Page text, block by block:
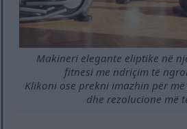
Makineri elegante eliptike në
fitnesi me ndriçim të
Klikoni ose prekni imazhin për
dhe rezolucione më